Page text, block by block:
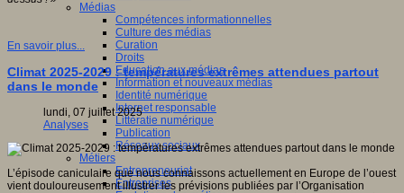
Médias
Compétences informationnelles
Culture des médias
Curation
Droits
Education aux médias
Information et nouveaux médias
Identité numérique
Internet responsable
Littératie numérique
Publication
Réseaux sociaux
Métiers
Entrepreneuriat
Entreprises
En savoir plus...
Climat 2025-2029 : températures extrêmes attendues partout
dans le monde
lundi, 07 juillet 2025
Analyses
L’épisode caniculaire que nous connaissons actuellement en Europe de l’ouest
vient douloureusement illustrer les prévisions publiées par l’Organisation